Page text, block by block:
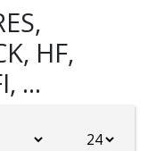
HF,
...